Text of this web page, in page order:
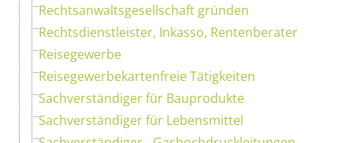
Rechtsanwaltsgesellschaft gründen
Rechtsdienstleister, Inkasso, Rentenberater
Reisegewerbe
Reisegewerbekartenfreie Tätigkeiten
Sachverständiger für Bauprodukte
Sachverständiger für Lebensmittel